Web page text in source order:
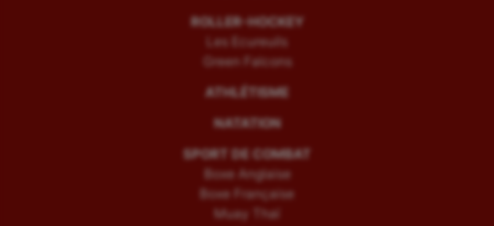
ROLLER-HOCKEY
Les Ecureuils
Green Falcons
ATHLÉTISME
NATATION
SPORT DE COMBAT
Boxe Anglaise
Boxe Française
Muay Thaï